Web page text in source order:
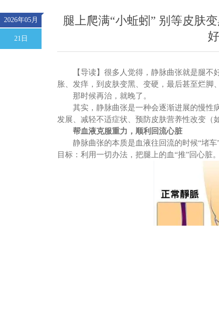
2026年05月
21日
腿上爬满“小蚯蚓” 别等皮肤
【 导读】 很多人觉得，静脉曲张就是腿不
胀、发痒，到皮肤变黑、变硬，最后甚至烂
那时候再治，就晚了。
其实，静脉曲张是一种会逐渐进展的慢性
发展、减轻不适症状、预防皮肤营养性改变（
帮血液克服重力，顺利回流心脏
静脉曲张的本质是血液往回流的时候“堵
目标：利用一切办法，把腿上的血“推”回心脏